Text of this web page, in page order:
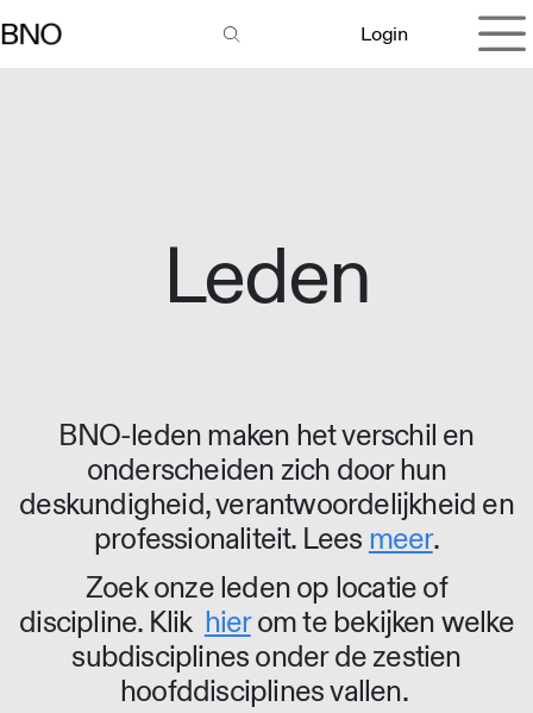
Login
Leden
BNO-leden maken het verschil en
onderscheiden zich door hun
deskundigheid, verantwoordelijkheid en
professionaliteit. Lees meer.
Zoek onze leden op locatie of
discipline. Klik hierom te bekijken welke
subdisciplines onder de zestien
hoofddisciplines vallen.